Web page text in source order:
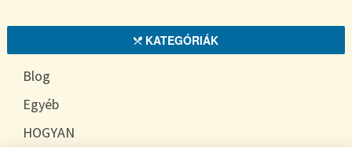
KATEGÓRIÁK
Blog
Egyéb
HOGYAN